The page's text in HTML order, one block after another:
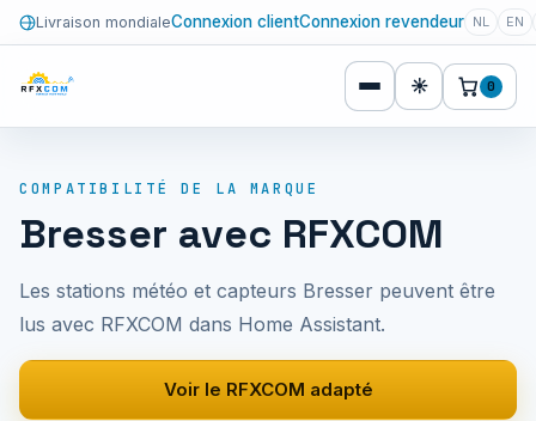
Livraison mondialeConnexion clientConnexion revendeur NL EN
☀ 0
COMPATIBILITÉ DE LA MARQUE
Bresser avec RFXCOM
Les stations météo et capteurs Bresser peuvent être
lus avec RFXCOM dans Home Assistant.
Voir le RFXCOM adapté